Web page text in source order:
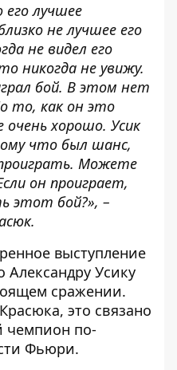
лучшее
не лучшее его
не видел его
никогда не увижу.
бой. В этом нет
то, как он это
очень хорошо. Усик
что был шанс,
Можете
он проиграет,
этот бой?», –
выступление
Александру Усику
сражении.
это связано
чемпион по-
Фьюри.